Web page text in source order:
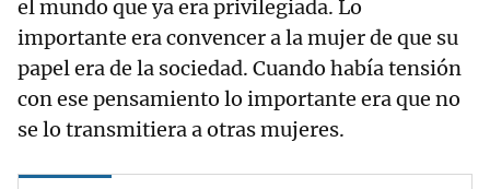
el mundo que ya era privilegiada. Lo
importante era convencer a la mujer de que su
papel era de la sociedad. Cuando había tensión
con ese pensamiento lo importante era que no
se lo transmitiera a otras mujeres.